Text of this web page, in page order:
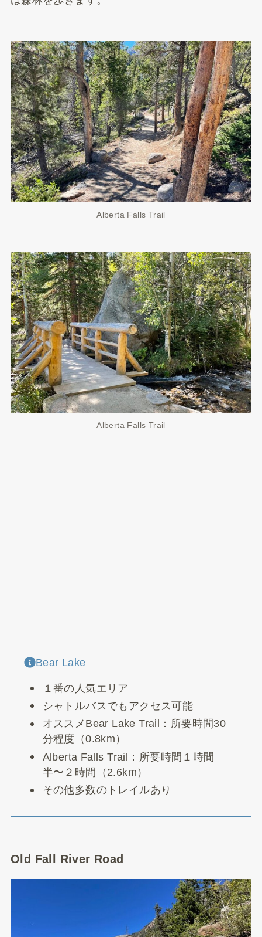
Alberta Falls Trail
Alberta Falls Trail
Bear Lake
１番の人気エリア
シャトルバスでもアクセス可能
オススメBear Lake Trail：所要時間30
分程度（0.8km）
Alberta Falls Trail：所要時間１時間
半〜２時間（2.6km）
その他多数のトレイルあり
Old Fall River Road